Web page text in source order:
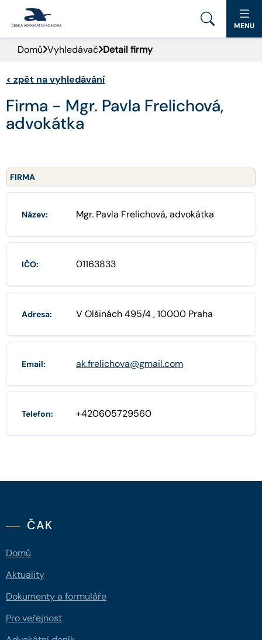
PORTÁL ČAK
DOMŮ
AKTUALITY
PRO VEŘEJNOST
MENU
Domů Vyhledávač Detail firmy
< zpět na vyhledávání
Firma - Mgr. Pavla Frelichová,
advokátka
FIRMA
Název: Mgr. Pavla Frelichová, advokátka
IČO: 01163833
Adresa: V Olšinách 495/4 , 10000 Praha
Email: ak.frelichova@gmail.com
Telefon: +420605729560
ČAK
Domů
Aktuality
Dokumenty a formuláře
Pro veřejnost